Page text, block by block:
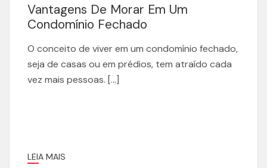
Vantagens De Morar Em Um
Condomínio Fechado
O conceito de viver em um condomínio fechado,
seja de casas ou em prédios, tem atraído cada
vez mais pessoas. […]
LEIA MAIS